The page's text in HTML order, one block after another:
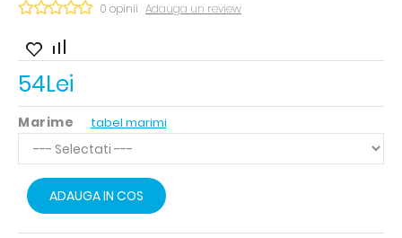
0 opinii Adauga un review
54Lei
Marime tabel marimi
ADAUGA IN COS